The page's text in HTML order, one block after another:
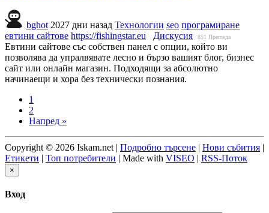
bghot 2027 дни назад Технологии seo програмиране
евтини сайтове https://fishingstar.eu Дискусия 851 Прегледа
Евтини сайтове със собствен панел с опции, който ви
позволява да упралвявате лесно и бързо вашият блог, бизнес
сайт или онлайн магазин. Подходящи за абсолютно
начинаещи и хора без технически познания.
1
2
Напред »
Copyright © 2026 Iskam.net | Подробно търсене | Нови събития |
Етикети | Топ потребители | Made with VISEO | RSS-Поток
×
Вход